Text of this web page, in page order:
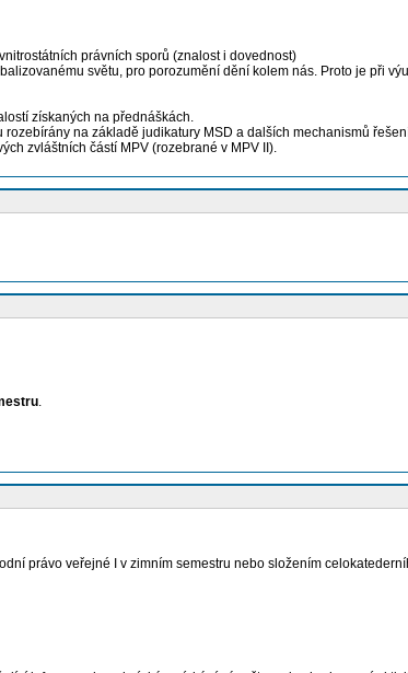
právních sporů (znalost i dovednost)
světu, pro porozumění dění kolem nás. Proto je při
získaných na přednáškách.
na základě judikatury MSD a dalších mechanismů
zvláštních částí MPV (rozebrané v MPV II).
.
právo veřejné I v zimním semestru nebo složením